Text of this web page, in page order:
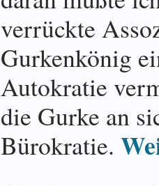
verrückte
Gurkenkönig
Autokratie
die Gurke an
Bürokratie.